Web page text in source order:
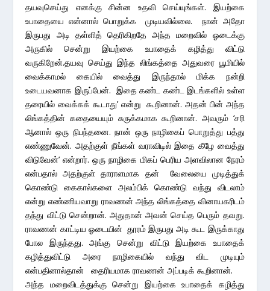
தயவுசெய்து எனக்கு சின்ன உதவி செய்யுங்கள். இயற்கை
உபாதையை என்னால் பொறுக்க முடியவில்லை. நான் அதோ
இருபது அடி தள்ளித் தெரிகிறதே அந்த மறைவில் ஓடைக்கு
அருகில் சென்று இயற்கை உபாதைக் கழித்து விட்டு
வருகிறேன்.தயவு செய்து இந்த லிங்கத்தை அதுவரை பூமியில்
வைக்காமல் கையில் வைத்து இருந்தால் மிக்க நன்றி
உடையவனாக இருப்பேன். இதை கண்ட கண்ட இடங்களில் உள்ள
தரையில் வைக்கக் கூடாது’ என்று கூறினான். அதன் பின் அந்த
லிங்கத்தின் கதையையும் சுருக்கமாக கூறினான். அவரும் ‘சரி
ஆனால் ஒரு நிபந்தனை. நான் ஒரு நாழிகைப் பொறுத்து பத்து
எண்ணுவேன். அதற்குள் நீங்கள் வராவிடில் இதை கீழே வைத்து
விடுவேன்’ என்றார். ஒரு நாழிகை மிகப் பெரிய அளவிலான நேரம்
என்பதால் அதற்குள் தாராளமாக தன் வேலையை முடித்துக்
கொண்டு கைகால்களை அலம்பிக் கொண்டு வந்து விடலாம்
என்று எண்ணியவாறு ராவணன் அந்த லிங்கத்தை வினாயகரிடம்
தந்து விட்டு சென்றான். அதுதான் அவன் செய்த பெரும் தவறு.
ராவணன் காட்டிய ஓடையின் தூரம் இருபது அடி கூட இருக்காது
போல இருந்தது. அங்கு சென்று விட்டு இயற்கை உபாதைக்
கழித்துவிட்டு அரை நாழிகையில் வந்து விட முடியும்
என்பதினால்தான் தைரியமாக ராவணன் அப்படிக் கூறினான்.
அந்த மறைவிடத்துக்கு சென்று இயற்கை உபாதைக் கழித்து